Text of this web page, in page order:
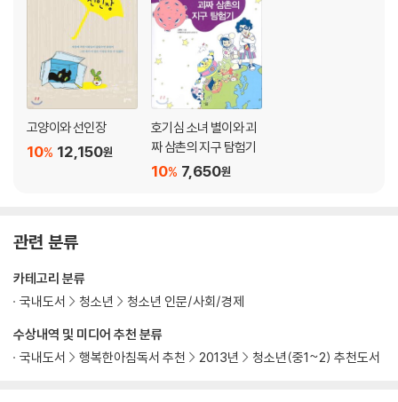
고양이와 선인장
12,150원
10%
호기심 소녀 별이와 괴
짜 삼촌의 지구 탐험기
7,650원
10%
관련 분류
수상내역 및 미디어 추천 분류
국내도서
행복한아침독서 추천 2013년 청소년(중1~2) 추천도서
카테고리 분류
국내도서
청소년 청소년 인문/사회/경제